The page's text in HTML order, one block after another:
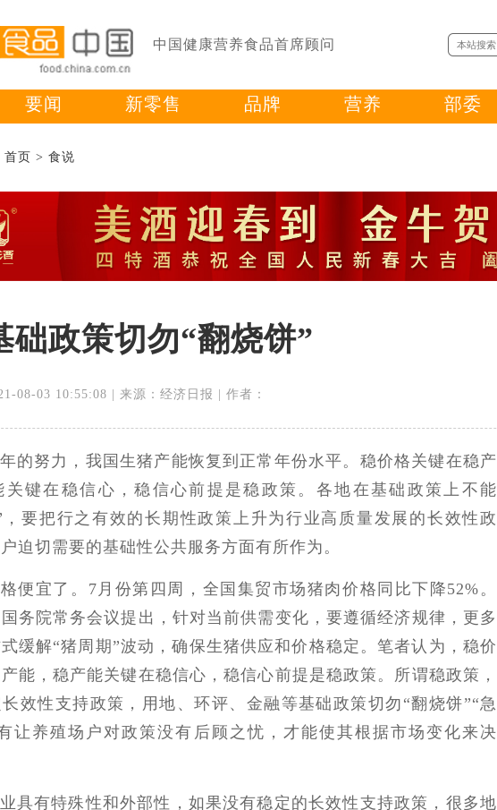
中国健康营养食品首席顾问
要闻 新零售 品牌 营养 部委
首页 > 食说
础政策切勿“翻烧饼”
08-03 10:55:08 | 来源：经济日报 | 作者：
的努力，我国生猪产能恢复到正常年份水平。稳价格关键在稳产
关键在稳信心，稳信心前提是稳政策。各地在基础政策上不能
，要把行之有效的长期性政策上升为行业高质量发展的长效性政
迫切需要的基础性公共服务方面有所作为。
便宜了。7月份第四周，全国集贸市场猪肉价格同比下降52%。
务院常务会议提出，针对当前供需变化，要遵循经济规律，更多
缓解“猪周期”波动，确保生猪供应和价格稳定。笔者认为，稳价
能，稳产能关键在稳信心，稳信心前提是稳政策。所谓稳政策，
效性支持政策，用地、环评、金融等基础政策切勿“翻烧饼”“急
让养殖场户对政策没有后顾之忧，才能使其根据市场变化来决
具有特殊性和外部性，如果没有稳定的长效性支持政策，很多地